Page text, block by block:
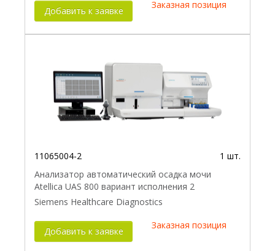
Добавить к заявке
Заказная позиция
11065004-2
1 шт.
Анализатор автоматический осадка мочи
Atellica UAS 800 вариант исполнения 2
Siemens Healthcare Diagnostics
Добавить к заявке
Заказная позиция